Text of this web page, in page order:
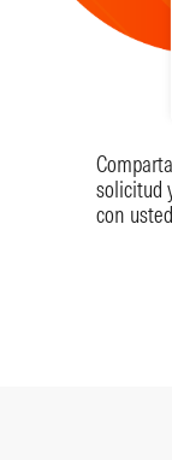
solicitud
con